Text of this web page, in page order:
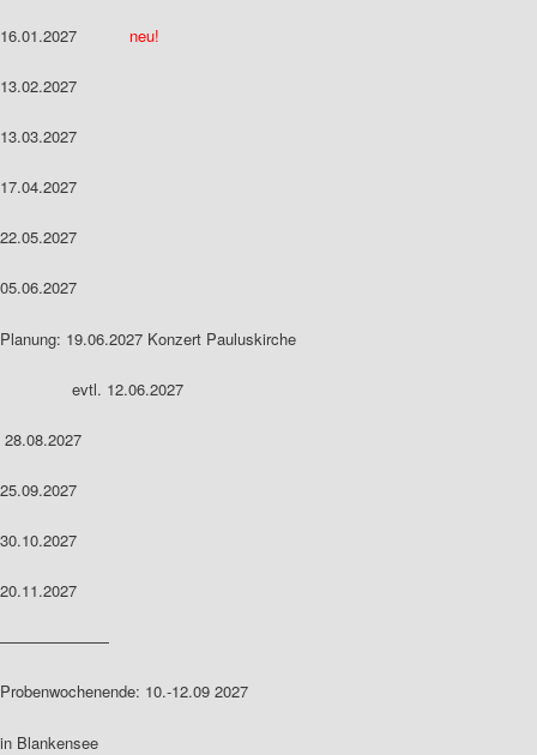
16.01.2027 neu!
13.02.2027
13.03.2027
17.04.2027
22.05.2027
05.06.2027
Planung: 19.06.2027 Konzert Pauluskirche
evtl. 12.06.2027
28.08.2027
25.09.2027
30.10.2027
20.11.2027
———————
Probenwochenende: 10.-12.09 2027
in Blankensee